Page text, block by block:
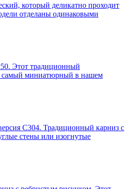
который деликатно проходит
отделаны одинаковыми
Этот традиционный
миниатюрный в нашем
C304. Традиционный карниз с
стены или изогнутые